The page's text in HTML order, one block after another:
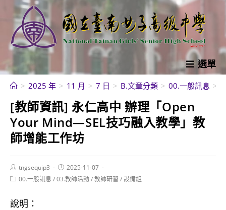
內
選單
> 2025 年 > 11 月 > 7 日 > B.文章分類 > 00.一般訊息 >
[教師資訊] 永仁高中 辦理「Open
Your Mind—SEL技巧融入教學」教
師增能工作坊
Post
author:
tngsequip3
Post
published:
2025-11-07
Post00.一般訊息 /03.教師活動/教師研習 /設備組
說明：